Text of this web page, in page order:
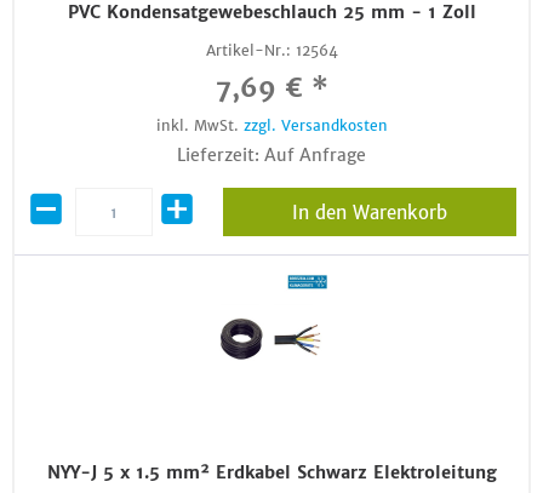
PVC Kondensatgewebeschlauch 25 mm - 1 Zoll
Artikel-Nr.: 12564
7,69 € *
inkl. MwSt. zzgl. Versandkosten
Lieferzeit: Auf Anfrage
In den Warenkorb
NYY-J 5 x 1.5 mm² Erdkabel Schwarz Elektroleitung